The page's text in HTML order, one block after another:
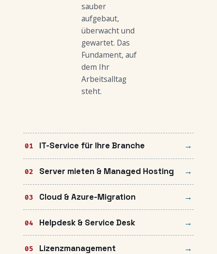
sauber
aufgebaut,
überwacht und
gewartet. Das
Fundament, auf
dem Ihr
Arbeitsalltag
steht.
IT-Service für Ihre Branche
Server mieten & Managed Hosting
Cloud & Azure-Migration
Helpdesk & Service Desk
Lizenzmanagement